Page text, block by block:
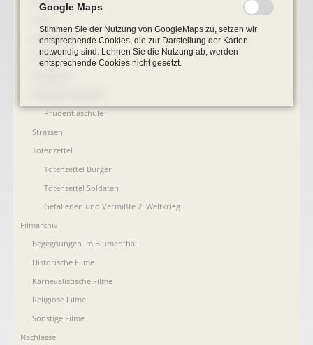
Landkarten
Plakate
Prudentiaschule
Strassen
Totenzettel
Totenzettel Bürger
Totenzettel Soldaten
Gefallenen und Vermißte 2. Weltkrieg
Filmarchiv
Begegnungen im Blumenthal
Historische Filme
Karnevalistische Filme
Religiöse Filme
Sonstige Filme
Nachlässe
Google Maps
Stimmen Sie der Nutzung von GoogleMaps zu, setzen wir
entsprechende Cookies, die zur Darstellung der Karten
notwendig sind. Lehnen Sie die Nutzung ab, werden
entsprechende Cookies nicht gesetzt.